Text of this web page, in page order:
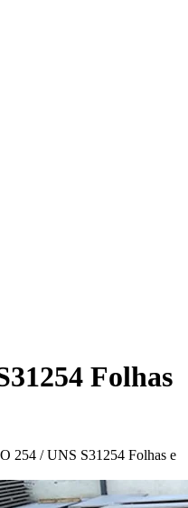
Folhas
254 / UNS S31254 Folhas e